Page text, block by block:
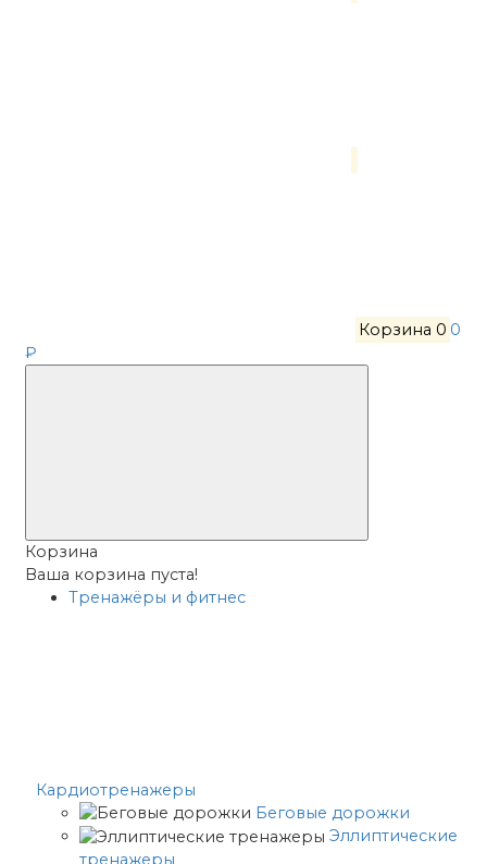
Корзина 0 0
₽
Корзина
Ваша корзина пуста!
Тренажёры и фитнес
Кардиотренажеры
Беговые дорожки
Эллиптические
тренажеры